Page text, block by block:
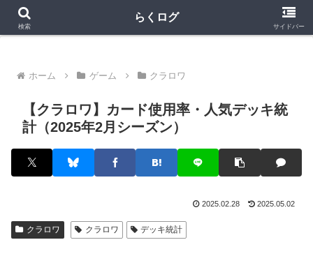
クラロワ クラロワリーグ プロスピA
ホーム ゲーム クラロワ
【クラロワ】カード使用率・人気デッキ統
計（2025年2月シーズン）
2025.02.28 2025.05.02
クラロワ クラロワ デッキ統計
検索
らくログ
サイドバー